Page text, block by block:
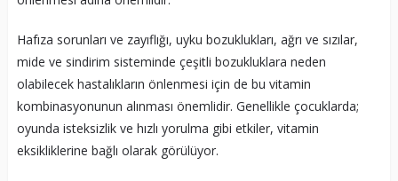
Hafıza sorunları ve zayıflığı, uyku bozuklukları, ağrı ve sızılar,
mide ve sindirim sisteminde çeşitli bozukluklara neden
olabilecek hastalıkların önlenmesi için de bu vitamin
kombinasyonunun alınması önemlidir. Genellikle çocuklarda;
oyunda isteksizlik ve hızlı yorulma gibi etkiler, vitamin
eksikliklerine bağlı olarak görülüyor.